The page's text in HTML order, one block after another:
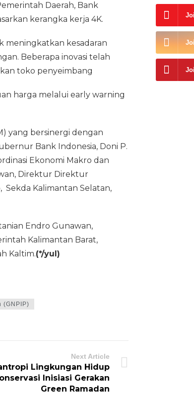
Daerah, Bank
kerangka kerja 4K.
meningkatkan kesadaran
Beberapa inovasi telah
toko penyeimbang
harga melalui early warning
yang bersinergi dengan
Bank Indonesia, Doni P.
Ekonomi Makro dan
Direktur Direktur
Sekda Kalimantan Selatan,
Endro Gunawan,
Kalimantan Barat,
Kaltim.(*/yul)
(GNPIP)
Next Article
Lingkungan Hidup
Inisiasi Gerakan
Green Ramadan